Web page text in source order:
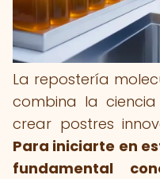
La repostería
combina la
crear postres
Para iniciarte en
fundamental